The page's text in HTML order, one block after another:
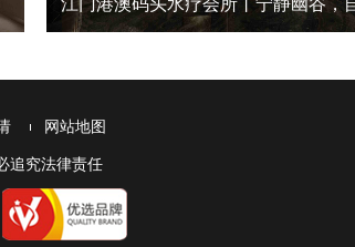
江门港澳码头水疗会所丨宁静幽谷，
网站地图
追究法律责任